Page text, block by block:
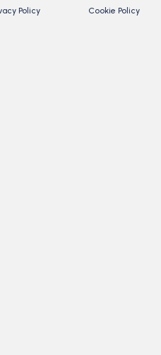
Policy Cookie Policy